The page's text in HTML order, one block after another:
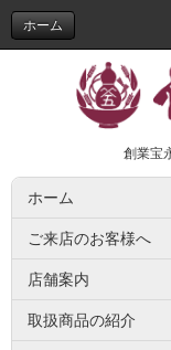
ホーム
創業宝
ホーム
ご来店のお客様へ
店舗案内
取扱商品の紹介